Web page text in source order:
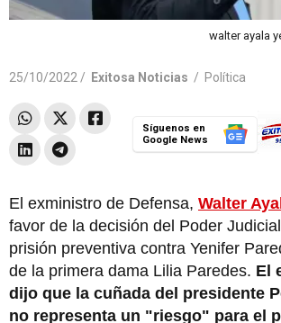
walter ayala
25/10/2022 / Exitosa Noticias / Política
Síguenos en
Google News
El exministro de Defensa, Walter
favor de la decisión del Poder
prisión preventiva contra Yenifer
de la primera dama Lilia Paredes. El
dijo que la cuñada del presidente
no representa un "riesgo" para el